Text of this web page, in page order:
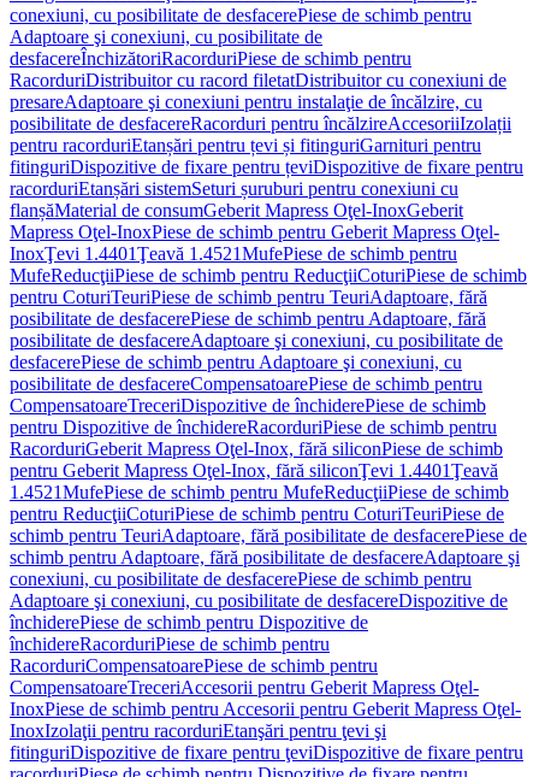
conexiuni, cu posibilitate de desfacerePiese de schimb pentru
Adaptoare şi conexiuni, cu posibilitate de
desfacereÎnchizătoriRacorduriPiese de schimb pentru
RacorduriDistribuitor cu racord filetatDistribuitor cu conexiuni de
presareAdaptoare şi conexiuni pentru instalaţie de încălzire, cu
posibilitate de desfacereRacorduri pentru încălzireAccesoriiIzolații
pentru racorduriEtanșări pentru țevi și fitinguriGarnituri pentru
fitinguriDispozitive de fixare pentru țeviDispozitive de fixare pentru
racorduriEtanșări sistemSeturi șuruburi pentru conexiuni cu
flanșăMaterial de consumGeberit Mapress Oţel-InoxGeberit
Mapress Oţel-InoxPiese de schimb pentru Geberit Mapress Oţel-
InoxŢevi 1.4401Ţeavă 1.4521MufePiese de schimb pentru
MufeReducţiiPiese de schimb pentru ReducţiiCoturiPiese de schimb
pentru CoturiTeuriPiese de schimb pentru TeuriAdaptoare, fără
posibilitate de desfacerePiese de schimb pentru Adaptoare, fără
posibilitate de desfacereAdaptoare şi conexiuni, cu posibilitate de
desfacerePiese de schimb pentru Adaptoare şi conexiuni, cu
posibilitate de desfacereCompensatoarePiese de schimb pentru
CompensatoareTreceriDispozitive de închiderePiese de schimb
pentru Dispozitive de închidereRacorduriPiese de schimb pentru
RacorduriGeberit Mapress Oţel-Inox, fără siliconPiese de schimb
pentru Geberit Mapress Oţel-Inox, fără siliconŢevi 1.4401Ţeavă
1.4521MufePiese de schimb pentru MufeReducţiiPiese de schimb
pentru ReducţiiCoturiPiese de schimb pentru CoturiTeuriPiese de
schimb pentru TeuriAdaptoare, fără posibilitate de desfacerePiese de
schimb pentru Adaptoare, fără posibilitate de desfacereAdaptoare şi
conexiuni, cu posibilitate de desfacerePiese de schimb pentru
Adaptoare şi conexiuni, cu posibilitate de desfacereDispozitive de
închiderePiese de schimb pentru Dispozitive de
închidereRacorduriPiese de schimb pentru
RacorduriCompensatoarePiese de schimb pentru
CompensatoareTreceriAccesorii pentru Geberit Mapress Oţel-
InoxPiese de schimb pentru Accesorii pentru Geberit Mapress Oţel-
InoxIzolaţii pentru racorduriEtanşări pentru ţevi şi
fitinguriDispozitive de fixare pentru ţeviDispozitive de fixare pentru